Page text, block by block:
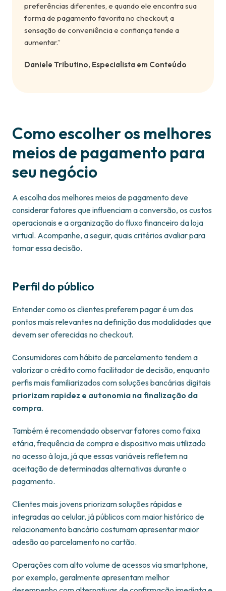
preferências diferentes, e quando ele encontra sua
forma de pagamento favorita no checkout, a
sensação de conveniência e confiança tende a
aumentar.”
Daniele Tributino, Especialista em Conteúdo
Como escolher os melhores
meios de pagamento para
seu negócio
A escolha dos melhores meios de pagamento deve
considerar fatores que influenciam a conversão, os custos
operacionais e a organização do fluxo financeiro da loja
virtual. Acompanhe, a seguir, quais critérios avaliar para
tomar essa decisão.
Perfil do público
Entender como os clientes preferem pagar é um dos
pontos mais relevantes na definição das modalidades que
devem ser oferecidas no checkout.
Consumidores com hábito de parcelamento tendem a
valorizar o crédito como facilitador de decisão, enquanto
perfis mais familiarizados com soluções bancárias digitais
priorizam rapidez e autonomia na finalização da
compra.
Também é recomendado observar fatores como faixa
etária, frequência de compra e dispositivo mais utilizado
no acesso à loja, já que essas variáveis refletem na
aceitação de determinadas alternativas durante o
pagamento.
Clientes mais jovens priorizam soluções rápidas e
integradas ao celular, já públicos com maior histórico de
relacionamento bancário costumam apresentar maior
adesão ao parcelamento no cartão.
Operações com alto volume de acessos via smartphone,
por exemplo, geralmente apresentam melhor